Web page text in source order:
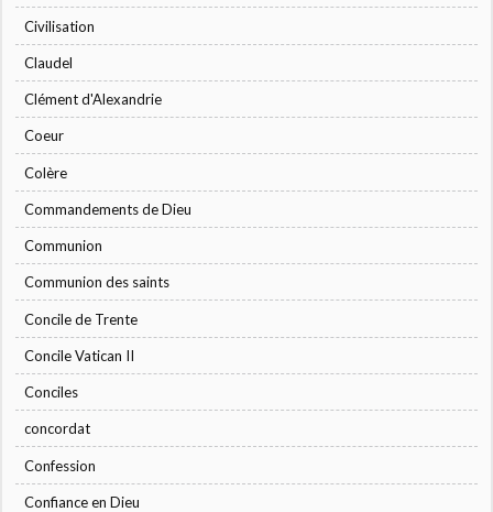
Civilisation
Claudel
Clément d'Alexandrie
Coeur
Colère
Commandements de Dieu
Communion
Communion des saints
Concile de Trente
Concile Vatican II
Conciles
concordat
Confession
Confiance en Dieu